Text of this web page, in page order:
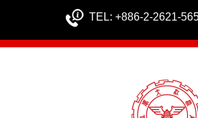
TEL: +886-2-2621-